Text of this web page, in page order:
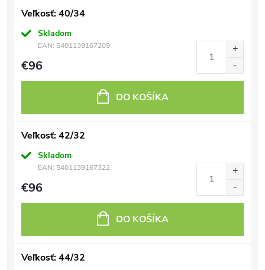
Veľkosť: 40/34
Skladom
EAN: 5401139167209
€96
DO KOŠÍKA
Veľkosť: 42/32
Skladom
EAN: 5401139167322
€96
DO KOŠÍKA
Veľkosť: 44/32